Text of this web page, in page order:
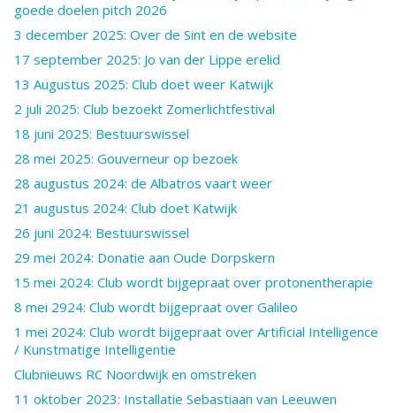
goede doelen pitch 2026
3 december 2025: Over de Sint en de website
17 september 2025: Jo van der Lippe erelid
13 Augustus 2025: Club doet weer Katwijk
2 juli 2025: Club bezoekt Zomerlichtfestival
18 juni 2025: Bestuurswissel
28 mei 2025: Gouverneur op bezoek
28 augustus 2024: de Albatros vaart weer
21 augustus 2024: Club doet Katwijk
26 juni 2024: Bestuurswissel
29 mei 2024: Donatie aan Oude Dorpskern
15 mei 2024: Club wordt bijgepraat over protonentherapie
8 mei 2924: Club wordt bijgepraat over Galileo
1 mei 2024: Club wordt bijgepraat over Artificial Intelligence
/ Kunstmatige Intelligentie
Clubnieuws RC Noordwijk en omstreken
11 oktober 2023: Installatie Sebastiaan van Leeuwen